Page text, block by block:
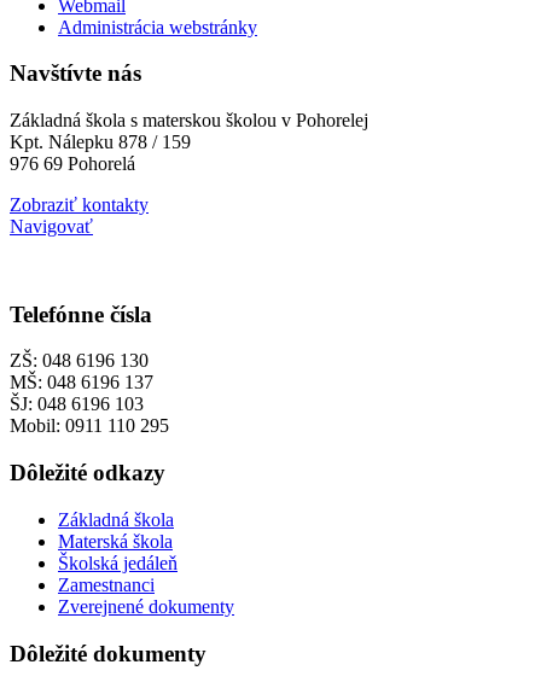
Webmail
Administrácia webstránky
Navštívte nás
Základná škola s materskou školou v Pohorelej
Kpt. Nálepku 878 / 159
976 69 Pohorelá
Zobraziť kontakty
Navigovať
Telefónne čísla
ZŠ: 048 6196 130
MŠ: 048 6196 137
ŠJ: 048 6196 103
Mobil: 0911 110 295
Dôležité odkazy
Základná škola
Materská škola
Školská jedáleň
Zamestnanci
Zverejnené dokumenty
Dôležité dokumenty